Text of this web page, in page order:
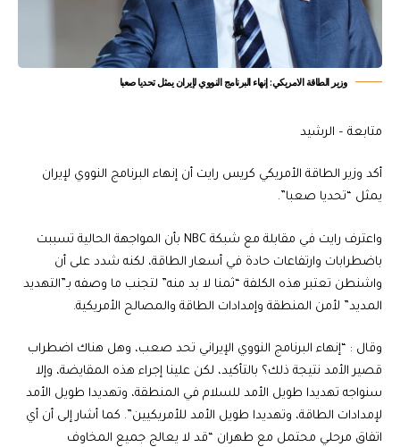
وزير الطاقة الامريكي: إنهاء البرنامج النووي لإيران يمثل تحديا صعبا
متابعة – الرشيد
أكد وزير الطاقة الأمريكي كريس رايت أن إنهاء البرنامج النووي لإيران
يمثل “تحديا صعبا”.
واعترف رايت في مقابلة مع شبكة NBC بأن المواجهة الحالية تسببت
باضطرابات وارتفاعات حادة في أسعار الطاقة، لكنه شدد على أن
واشنطن تعتبر هذه الكلفة “ثمنا لا بد منه” لتجنب ما وصفه بـ”التهديد
المديد” لأمن المنطقة وإمدادات الطاقة والمصالح الأمريكية.
وقال : “إنهاء البرنامج النووي الإيراني تحد صعب، وهل هناك اضطراب
قصير الأمد نتيجة ذلك؟ بالتأكيد، لكن علينا إجراء هذه المقايضة، وإلا
سنواجه تهديدا طويل الأمد للسلام في المنطقة، وتهديدا طويل الأمد
لإمدادات الطاقة، وتهديدا طويل الأمد للأمريكيين”. كما أشار إلى أن أي
اتفاق مرحلي محتمل مع طهران “قد لا يعالج جميع المخاوف